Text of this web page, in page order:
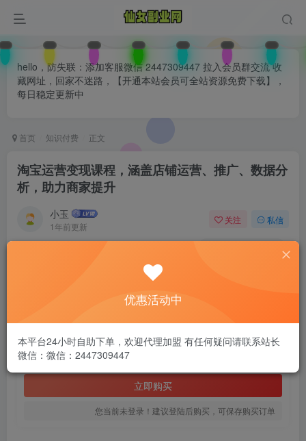
hello，防失联：添加客服微信 2447309447 拉入会员群交流 收
藏网址，回家不迷路，【开通本站会员可全站资源免费下载】，
每日稳定更新中
首页 知识付费 正文
淘宝运营变现课程，涵盖店铺运营、推广、数据分
析，助力商家提升
小玉
1年前更新
关注 私信
0 154 80
此内容为付费阅读，请付费后查看
￥1.99
黄金会员免费
立即购买
您当前未登录！建议登陆后购买，可保存购买订单
优惠活动中
本平台24小时自助下单，欢迎代理加盟 有任何疑问请联系站长
微信：微信：2447309447